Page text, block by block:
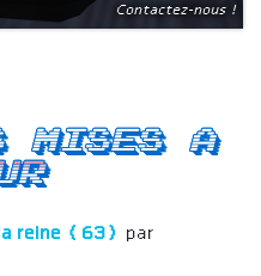
Contactez-nous !
mises a
reine (63)
par